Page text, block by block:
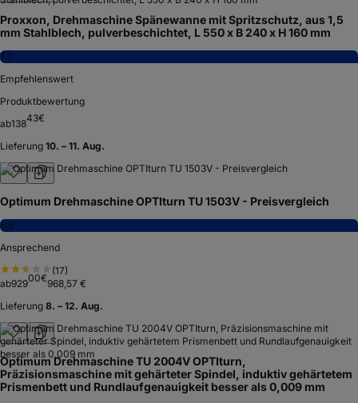
Proxxon, Drehmaschine Spänewanne mit Spritzschutz, aus 1,5
mm Stahlblech, pulverbeschichtet, L 550 x B 240 x H 160 mm
7,0
Empfehlenswert
Produktbewertung
ab13843€
Lieferung 10. – 11. Aug.
Optimum Drehmaschine OPTIturn TU 1503V - Preisvergleich
6,5
Ansprechend
(17)
ab92900€968,57 €
Lieferung 8. – 12. Aug.
Optimum Drehmaschine TU 2004V OPTIturn,
Präzisionsmaschine mit gehärteter Spindel, induktiv gehärtetem
Prismenbett und Rundlaufgenauigkeit besser als 0,009 mm